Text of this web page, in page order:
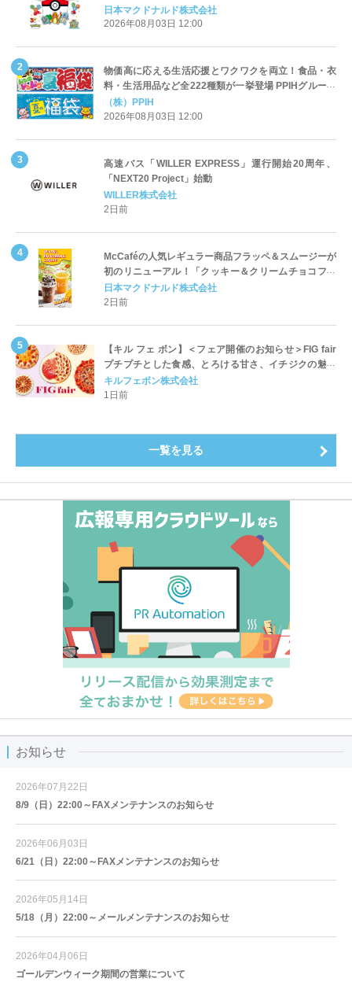
定登場
日本マクドナルド株式会社
2026年08月03日 12:00
物価高に応える生活応援とワクワクを両立！食品・衣
料・生活用品など全222種類が一挙登場 PPIHグループ
「夏福袋」＆セール 8月6日(木)より順次スタート
（株）PPIH
2026年08月03日 12:00
高速バス「WILLER EXPRESS」運行開始20周年、
「NEXT20 Project」始動
WILLER株式会社
2日前
McCaféの人気レギュラー商品フラッペ＆スムージーが
初のリニューアル！「クッキー＆クリームチョコフラ
ッペ」「マンゴースムージー」8月5日（水）から販売
開始
日本マクドナルド株式会社
2日前
【キル フェ ボン】＜フェア開催のお知らせ＞FIG fair
プチプチとした食感、とろける甘さ、イチジクの魅力
をたっぷりと。新作を含め、イチジク尽くしの全4種が
登場8月20日（木）スタート
キルフェボン株式会社
1日前
一覧を見る
お知らせ
2026年07月22日
8/9（日）22:00～FAXメンテナンスのお知らせ
2026年06月03日
6/21（日）22:00～FAXメンテナンスのお知らせ
2026年05月14日
5/18（月）22:00～メールメンテナンスのお知らせ
2026年04月06日
ゴールデンウィーク期間の営業について